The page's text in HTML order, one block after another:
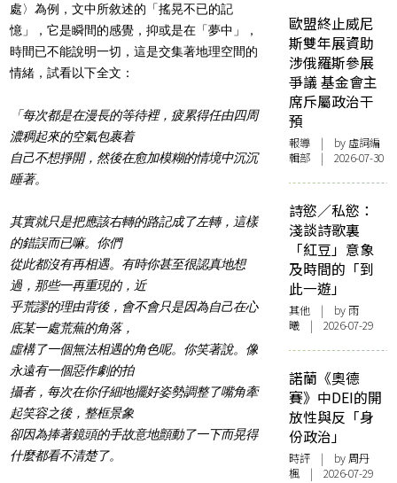
處〉為例，文中所敘述的「搖晃不已的記
憶」，它是瞬間的感覺，抑或是在「夢中」，
時間已不能說明一切，這是交集著地理空間的
情緒，試看以下全文：
「每次都是在漫長的等待裡，疲累得任由四周
濃稠起來的空氣包裹着
自己不想掙開，然後在愈加模糊的情境中沉沉
睡著。
其實就只是把應該右轉的路記成了左轉，這樣
的錯誤而已嘛。你們
從此都沒有再相遇。有時你甚至很認真地想
過，那些一再重現的，近
乎荒謬的理由背後，會不會只是因為自己在心
底某一處荒蕪的角落，
虛構了一個無法相遇的角色呢。你笑著說。像
永遠有一個惡作劇的拍
攝者，每次在你仔細地擺好姿勢調整了嘴角牽
起笑容之後，整框景象
卻因為捧著鏡頭的手故意地顫動了一下而晃得
什麼都看不清楚了。
歐盟終止威尼
斯雙年展資助
涉俄羅斯參展
爭議 基金會主
席斥屬政治干
預
報導 | by 虛詞編
輯部 | 2026-07-30
詩慾／私慾：
淺談詩歌裏
「紅豆」意象
及時間的「到
此一遊」
其他 | by 雨
曦 | 2026-07-29
諾蘭《奧德
賽》中DEI的開
放性與反「身
份政治」
時評 | by周丹
楓 | 2026-07-29